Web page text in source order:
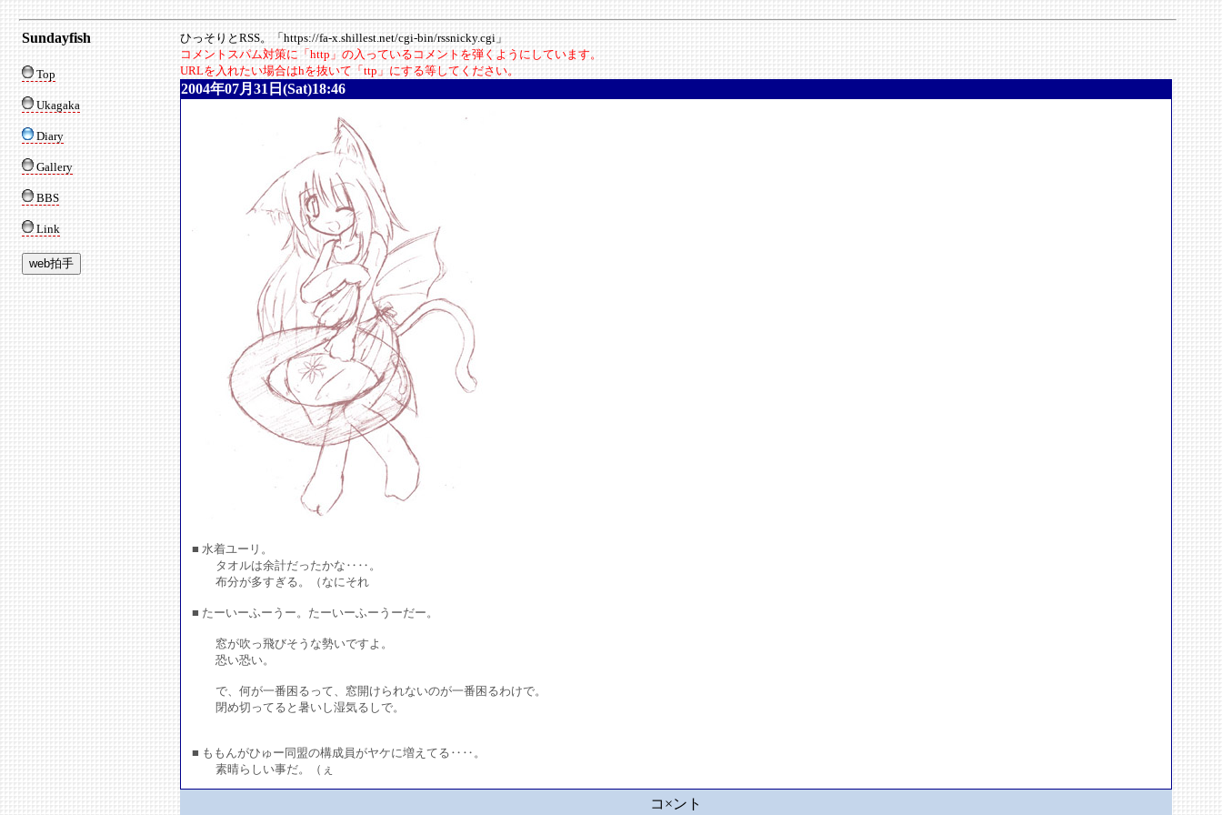
Sundayfish
Top
Ukagaka
Diary
Gallery
BBS
Link
ひっそりとRSS。「https://fa-x.shillest.net/cgi-bin/rssnicky.cgi」
コメントスパム対策に「http」の入っているコメントを弾くようにしています。
URLを入れたい場合はhを抜いて「ttp」にする等してください。
2004年07月31日(Sat)18:46
■ 水着ユーリ。
タオルは余計だったかな‥‥。
布分が多すぎる。（なにそれ
■ たーいーふーうー。たーいーふーうーだー。
窓が吹っ飛びそうな勢いですよ。
恐い恐い。
で、何が一番困るって、窓開けられないのが一番困るわけで。
閉め切ってると暑いし湿気るしで。
■ ももんがひゅー同盟の構成員がヤケに増えてる‥‥。
素晴らしい事だ。（ぇ
コ×ント